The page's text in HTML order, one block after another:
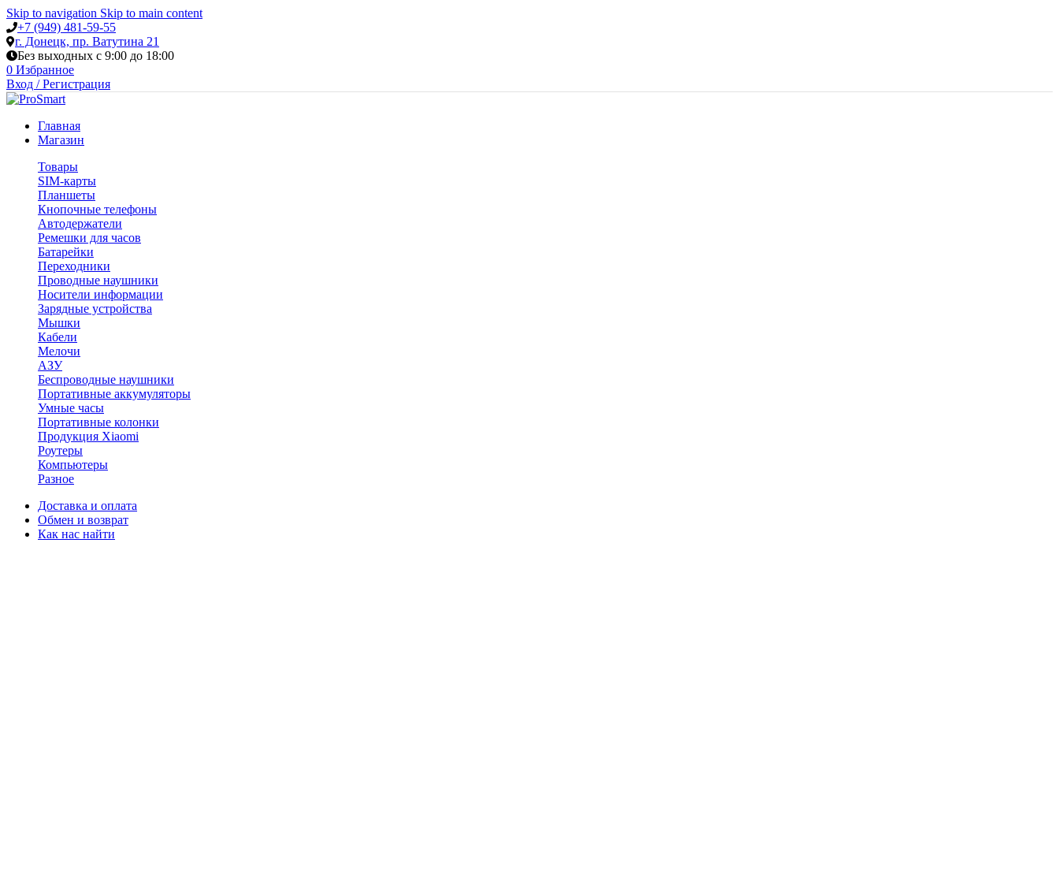
Skip to navigation Skip to main content
+7 (949) 481-59-55
г. Донецк, пр. Ватутина 21
Без выходных с 9:00 до 18:00
0 Избранное
Вход / Регистрация
Главная
Магазин
Товары
SIM-карты
Планшеты
Кнопочные телефоны
Автодержатели
Ремешки для часов
Батарейки
Переходники
Проводные наушники
Носители информации
Зарядные устройства
Мышки
Кабели
Мелочи
АЗУ
Беспроводные наушники
Портативные аккумуляторы
Умные часы
Портативные колонки
Продукция Xiaomi
Роутеры
Компьютеры
Разное
Доставка и оплата
Обмен и возврат
Как нас найти